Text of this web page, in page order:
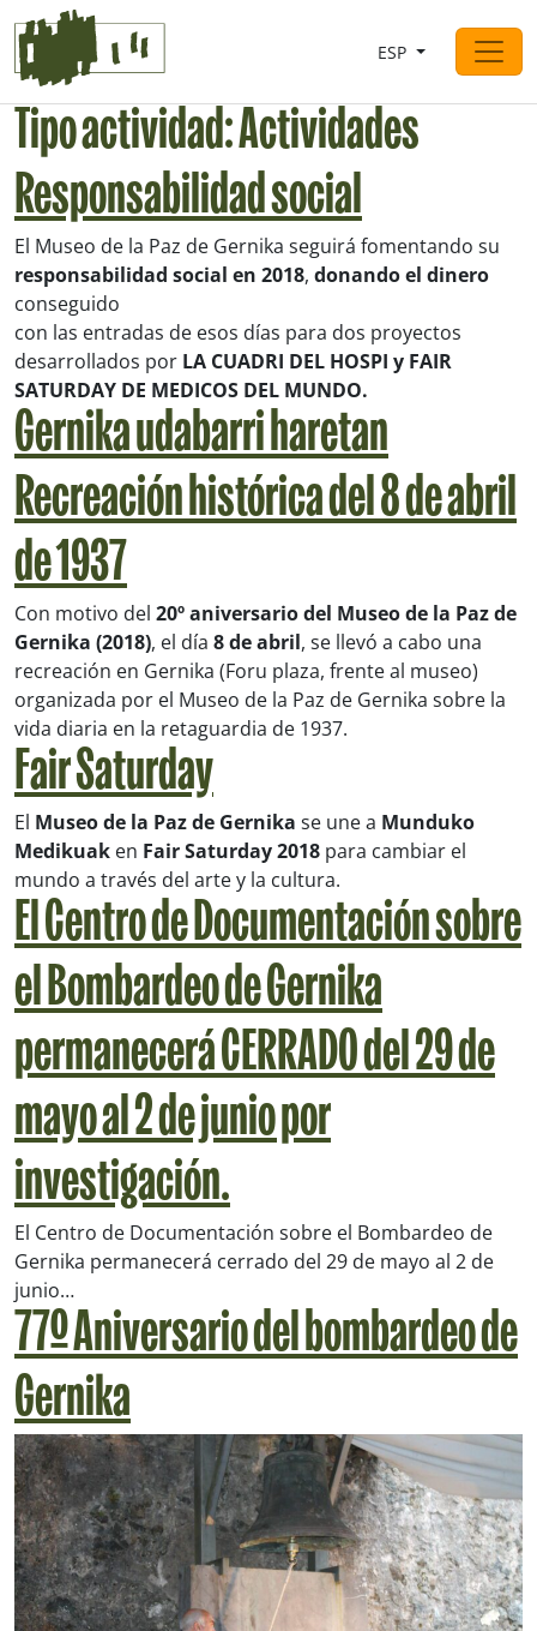
Saltar al contingut
Navegación principal
ESP
Tipo actividad:Actividades
Responsabilidad social
El Museo de la Paz de Gernika seguirá fomentando su
responsabilidad social en 2018, donando el dinero
conseguido
con las entradas de esos días para dos proyectos
desarrollados por LA CUADRI DEL HOSPI y FAIR
SATURDAY DE MEDICOS DEL MUNDO.
Gernika udabarri haretan
Recreación histórica del 8 de abril
de 1937
Con motivo del 20º aniversario del Museo de la Paz de
Gernika (2018), el día 8 de abril, se llevó a cabo una
recreación en Gernika (Foru plaza, frente al museo)
organizada por el Museo de la Paz de Gernika sobre la
vida diaria en la retaguardia de 1937.
Fair Saturday
El Museo de la Paz de Gernika se une a Munduko
Medikuak en Fair Saturday 2018 para cambiar el
mundo a través del arte y la cultura.
El Centro de Documentación sobre
el Bombardeo de Gernika
permaneceráCERRADO del 29 de
mayo al 2 de juniopor
investigación.
El Centro de Documentación sobre el Bombardeo de
Gernika permanecerá cerrado del 29 de mayo al 2 de
junio…
77º Aniversario del bombardeo de
Gernika